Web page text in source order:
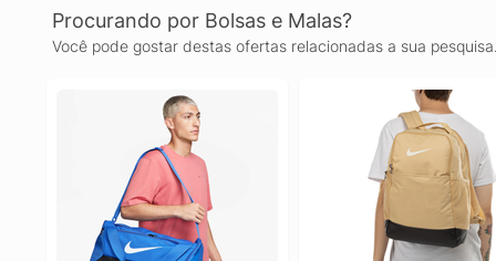
Procurando por Bolsas e Malas?
Você pode gostar destas ofertas relacionadas a sua